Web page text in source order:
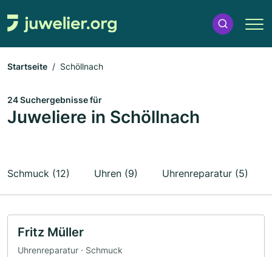
Startseite Schöllnach
24 Suchergebnisse für
Juweliere in Schöllnach
Schmuck (12) Uhren (9) Uhrenreparatur (5)
Fritz Müller
Uhrenreparatur · Schmuck